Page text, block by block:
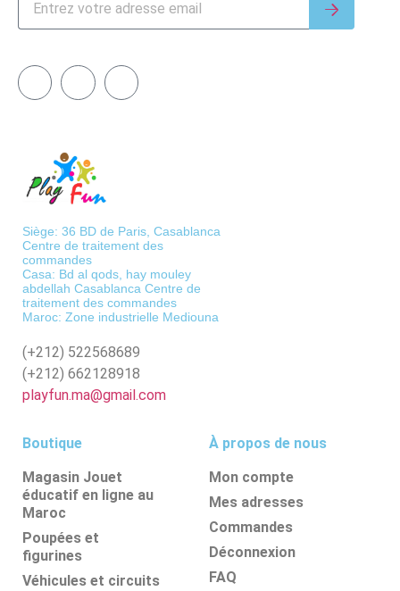
Siège: 36 BD de Paris, Casablanca
Centre de traitement des
commandes
Casa: Bd al qods, hay mouley
abdellah Casablanca Centre de
traitement des commandes
Maroc: Zone industrielle Mediouna
(+212) 522568689
(+212) 662128918
playfun.ma@gmail.com
Boutique
Magasin Jouet
éducatif en ligne au
Maroc
Poupées et
figurines
Véhicules et circuits
À propos de nous
Mon compte
Mes adresses
Commandes
Déconnexion
FAQ